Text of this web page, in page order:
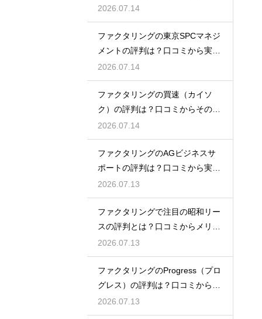
を徹底解説
2026.07.14
ファクタリングの東京SPCマネジ
メントの評判は？口コミから実態
を徹底解説
2026.07.14
ファクタリングの買速（カイソ
ク）の評判は？口コミからその実
態を徹底解説
2026.07.14
ファクタリングのAGビジネスサ
ポートの評判は？口コミから実態
を徹底解説
2026.07.13
ファクタリングで注目の昭和リー
スの評判とは？口コミからメリッ
トを徹底解説
2026.07.13
ファクタリングのProgress（プロ
グレス）の評判は？口コミから検
証
2026.07.13